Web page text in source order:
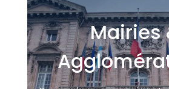
Mairies